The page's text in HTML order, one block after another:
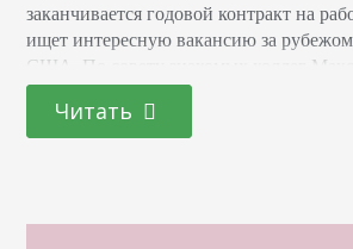
заканчивается годовой контракт на
ищет интересную вакансию за
США. По совету знакомых коллег
зарегистрировался в социальной сети
здесь часто ищут сотрудников
Заполнил профиль, нашёл контакты
Читать